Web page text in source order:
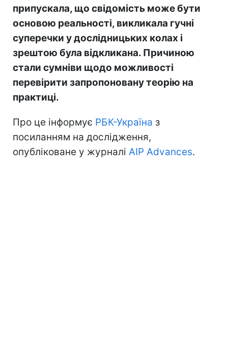
припускала, що свідомість може бути
основою реальності, викликала гучні
суперечки у дослідницьких колах і
зрештою була відкликана. Причиною
стали сумніви щодо можливості
перевірити запропоновану теорію на
практиці.
Про це інформує РБК-Україна з
посиланням на дослідження,
опубліковане у журналі AIP Advances.